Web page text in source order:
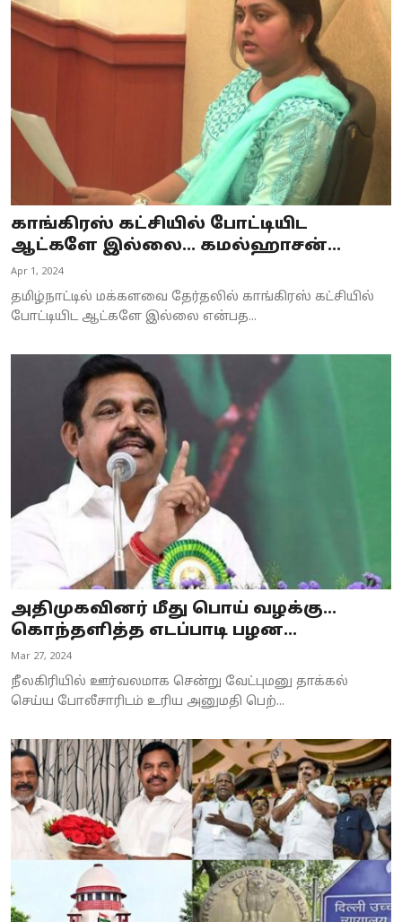
காங்கிரஸ் கட்சியில் போட்டியிட
ஆட்களே இல்லை... கமல்ஹாசன்...
Apr 1, 2024
தமிழ்நாட்டில் மக்களவை தேர்தலில் காங்கிரஸ் கட்சியில்
போட்டியிட ஆட்களே இல்லை என்பத...
அதிமுகவினர் மீது பொய் வழக்கு...
கொந்தளித்த எடப்பாடி பழன...
Mar 27, 2024
நீலகிரியில் ஊர்வலமாக சென்று வேட்புமனு தாக்கல்
செய்ய போலீசாரிடம் உரிய அனுமதி பெற்...